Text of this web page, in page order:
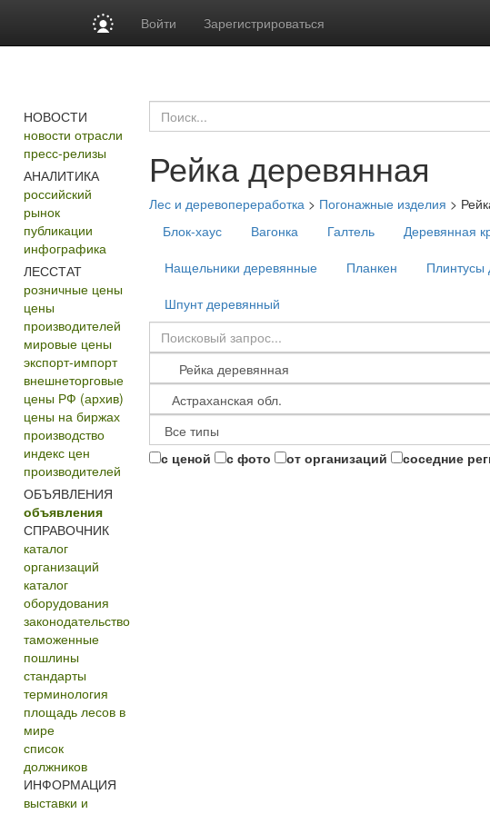
Войти Зарегистрироваться
НОВОСТИ
новости отрасли
пресс-релизы
АНАЛИТИКА
российский
рынок
публикации
инфографика
ЛЕССТАТ
розничные цены
цены
производителей
мировые цены
экспорт-импорт
внешнеторговые
цены РФ (архив)
цены на биржах
производство
индекс цен
производителей
ОБЪЯВЛЕНИЯ
объявления
СПРАВОЧНИК
каталог
организаций
каталог
оборудования
законодательство
таможенные
пошлины
стандарты
терминология
площадь лесов в
мире
список
должников
ИНФОРМАЦИЯ
выставки и
Рейка деревянная
Лес и деревопереработка> Погонажные изделия >
Блок-хаус
Вагонка Галтель Деревянная
Нащельники деревянные
Планкен Плинтусы
Шпунт деревянный
с ценой с фото от организаций соседние